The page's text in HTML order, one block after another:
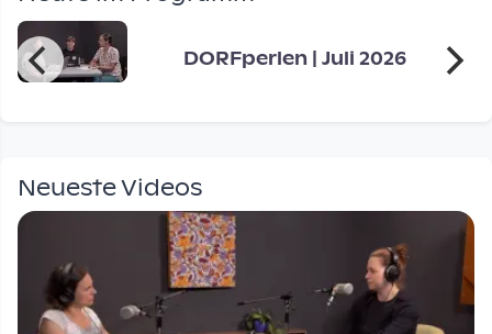
DORFperlen | Juli 2026
Neueste Videos